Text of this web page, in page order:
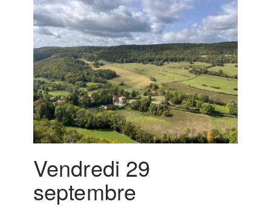
Vendredi 29
septembre